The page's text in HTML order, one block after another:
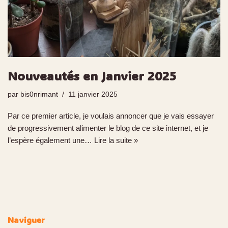
Nouveautés en Janvier 2025
par bis0nrimant 11 janvier 2025
Par ce premier article, je voulais annoncer que je vais essayer
de progressivement alimenter le blog de ce site internet, et je
l’espère également une… Lire la suite »
Naviguer